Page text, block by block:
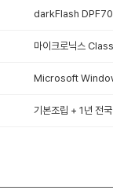
darkFlash DPF70
마이크로닉스
Microsoft
기본조립 + 1년 전